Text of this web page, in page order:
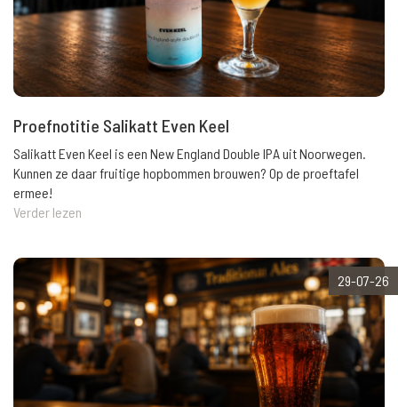
Proefnotitie Salikatt Even Keel
Salikatt Even Keel is een New England Double IPA uit Noorwegen.
Kunnen ze daar fruitige hopbommen brouwen? Op de proeftafel
ermee!
Verder lezen
29-07-26